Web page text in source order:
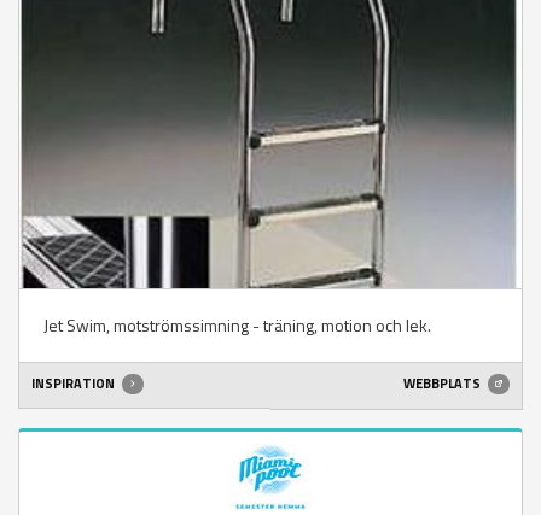
Jet Swim, motströmssimning - träning, motion och lek.
INSPIRATION WEBBPLATS